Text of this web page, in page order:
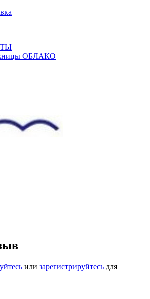
ОБЛАКО
или зарегистрируйтесь для